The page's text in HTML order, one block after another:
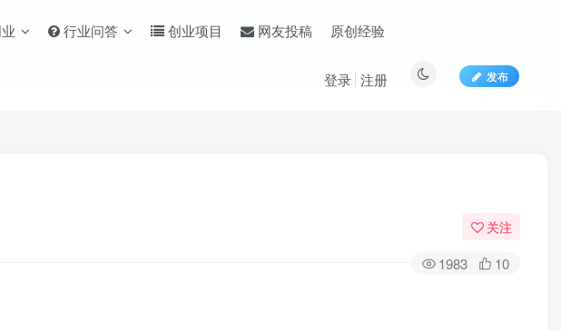
行业问答 创业项目 网友投稿 原创经验
发布
登录 注册
关注
1983 10